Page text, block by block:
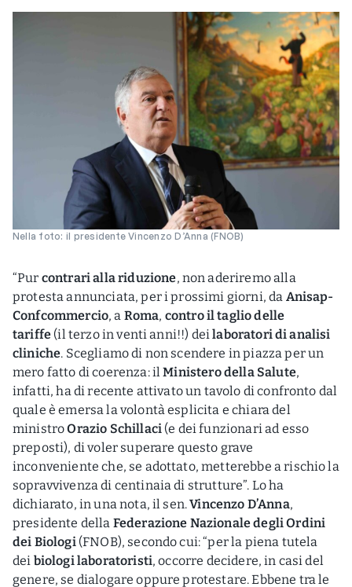
Nella foto: il presidente Vincenzo D’Anna (FNOB)
“Pur contrari alla riduzione, non aderiremo alla
protesta annunciata, per i prossimi giorni, da Anisap-
Confcommercio, a Roma, contro il taglio delle
tariffe (il terzo in venti anni!!) deilaboratori di analisi
cliniche. Scegliamo di non scendere in piazza per un
mero fatto di coerenza: ilMinistero della Salute,
infatti, ha di recente attivato un tavolo di confronto dal
quale è emersa la volontà esplicita e chiara del
ministroOrazio Schillaci (e dei funzionari ad esso
preposti), di voler superare questo grave
inconveniente che, se adottato, metterebbe a rischio la
sopravvivenza di centinaia di strutture”. Lo ha
dichiarato, in una nota, il sen.Vincenzo D’Anna,
presidente della Federazione Nazionale degli Ordini
dei Biologi(FNOB), secondo cui: “per la piena tutela
dei biologi laboratoristi, occorre decidere, in casi del
genere, se dialogare oppure protestare. Ebbene tra le